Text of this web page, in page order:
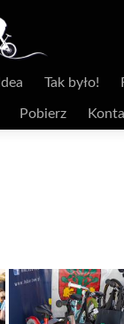
Idea Tak było!
Pobierz